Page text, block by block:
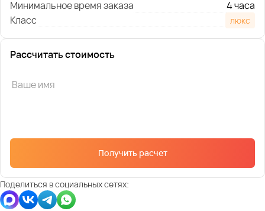
Минимальное время заказа
4 часа
Класс
люкс
Рассчитать стоимость
Получить расчет
Поделиться в социальных сетях: